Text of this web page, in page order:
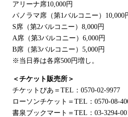
アリーナ席10,000円
パノラマ席（第1バルコニー）10,000
S席（第2バルコニー）8,000円
A席（第3バルコニー）6,000円
B席（第3バルコニー）5,000円
※当日券は各席500円増し。
＜チケット販売所＞
チケットぴあ＝TEL：0570-02-9977
ローソンチケット＝TEL：0570-08-
書泉ブックマート＝TEL：03-3294-